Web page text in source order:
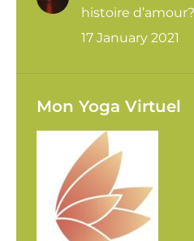
histoire d’amour?
17 January 2021
Mon Yoga Virtuel